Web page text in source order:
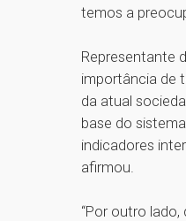
temos a
Representante
importância de
da atual
base do
indicadores
afirmou.
“Por outro